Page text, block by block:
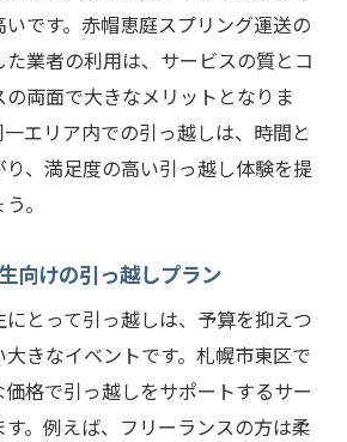
です。赤帽恵庭スプリング運送の
業者の利用は、サービスの質とコ
両面で大きなメリットとなりま
エリア内での引っ越しは、時間と
、満足度の高い引っ越し体験を提
。
向けの引っ越しプラン
とって引っ越しは、予算を抑えつ
きなイベントです。札幌市東区で
格で引っ越しをサポートするサー
。例えば、フリーランスの方は柔